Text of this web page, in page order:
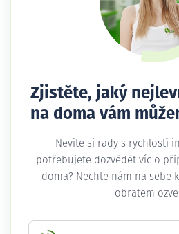
Zjistěte, jaký
na doma vám
Nevíte si rady s rychlostí
potřebujete dozvědět víc o
doma? Nechte nám na sebe
obratem